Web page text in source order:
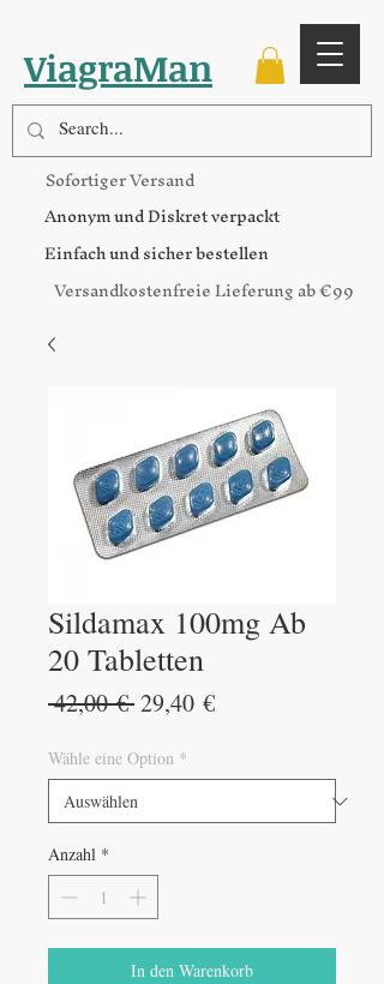
ViagraMan
Sofortiger Versand
Anonym und Diskret verpackt
Einfach und sicher bestellen
Versandkostenfreie Lieferung ab €99
Sildamax 100mg Ab
20 Tabletten
42,00 € Standardpreis
29,40 €Sale-
Wähle eine Option *
Anzahl *
In den Warenkorb